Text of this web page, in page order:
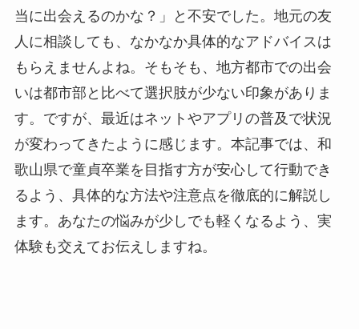
当に出会えるのかな？」と不安でした。地元の友
人に相談しても、なかなか具体的なアドバイスは
もらえませんよね。そもそも、地方都市での出会
いは都市部と比べて選択肢が少ない印象がありま
す。ですが、最近はネットやアプリの普及で状況
が変わってきたように感じます。本記事では、和
歌山県で童貞卒業を目指す方が安心して行動でき
るよう、具体的な方法や注意点を徹底的に解説し
ます。あなたの悩みが少しでも軽くなるよう、実
体験も交えてお伝えしますね。